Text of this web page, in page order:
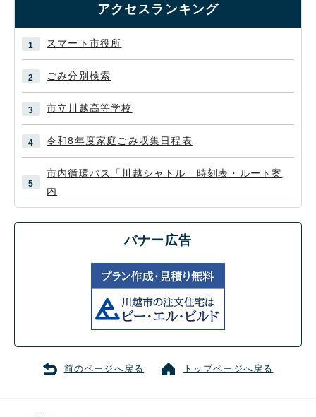
アクセスランキング
スマート市役所
ごみ分別検索
市立川越高等学校
令和8年度家庭ごみ収集日程表
市内循環バス「川越シャトル」時刻表・ルート案
内
バナー広告
前のページへ戻る トップページへ戻る